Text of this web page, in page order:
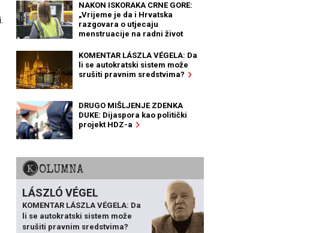
.
NAKON ISKORAKA CRNE GORE:
„Vrijeme je da i Hrvatska
razgovara o utjecaju
menstruacije na radni život
KOMENTAR LÁSZLA VÉGELA: Da
li se autokratski sistem može
srušiti pravnim sredstvima?
DRUGO MIŠLJENJE ZDENKA
DUKE: Dijaspora kao politički
projekt HDZ-a
KOLUMNA
LÁSZLÓ VÉGEL
KOMENTAR LÁSZLA VÉGELA: Da
li se autokratski sistem može
srušiti pravnim sredstvima?